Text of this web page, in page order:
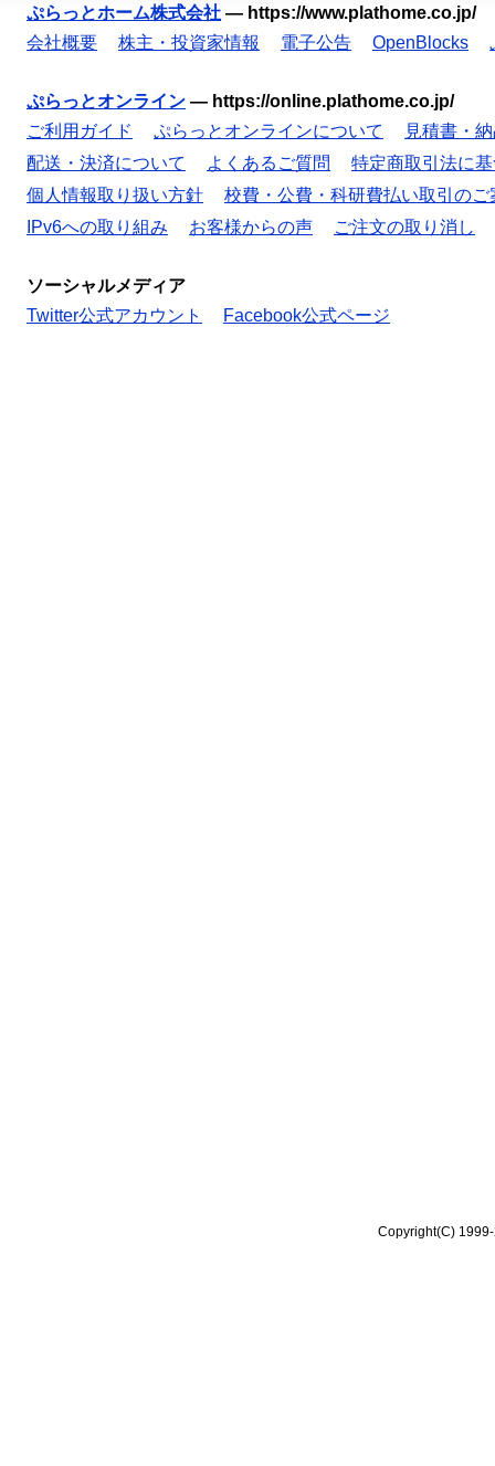
ぷらっとホーム株式会社 — https://www.plathome.co.jp/
会社概要
株主・投資家情報 電子公告 OpenBlocks
ぷらっとオンライン — https://online.plathome.co.jp/
ご利用ガイド
ぷらっとオンラインについて
見積書・
配送・決済について
よくあるご質問
特定商取引法に
個人情報取り扱い方針
校費・公費・科研費払い取引のご
IPv6への取り組み
お客様からの声 ご注文の取り消し
ソーシャルメディア
Twitter公式アカウント
Facebook公式ページ
Copyright(C)